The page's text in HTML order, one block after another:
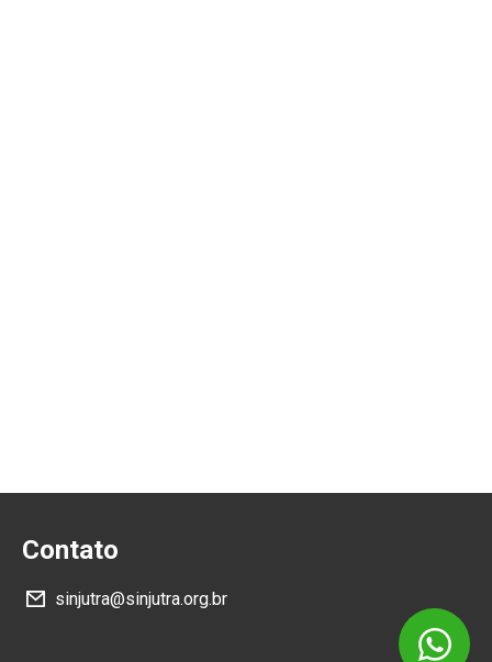
Contato
sinjutra@sinjutra.org.br